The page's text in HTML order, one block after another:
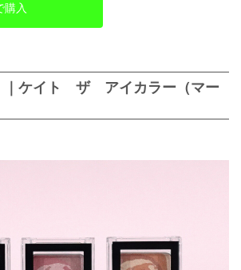
購入
｜ケイト ザ アイカラー（マー